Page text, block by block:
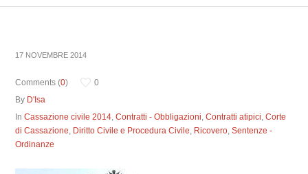
17 NOVEMBRE 2014
Comments (0)
0
By D'Isa
InCassazione civile 2014,Contratti - Obbligazioni,Contratti atipici,Corte
di Cassazione, Diritto Civile e Procedura Civile, Ricovero,Sentenze -
Ordinanze